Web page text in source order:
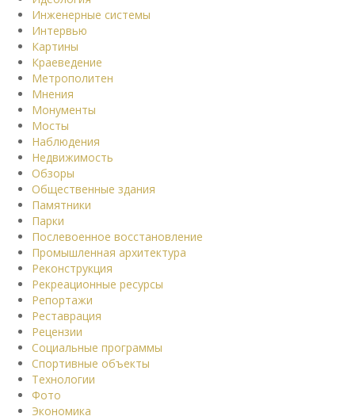
Инженерные системы
Интервью
Картины
Краеведение
Метрополитен
Мнения
Монументы
Мосты
Наблюдения
Недвижимость
Обзоры
Общественные здания
Памятники
Парки
Послевоенное восстановление
Промышленная архитектура
Реконструкция
Рекреационные ресурсы
Репортажи
Реставрация
Рецензии
Социальные программы
Спортивные объекты
Технологии
Фото
Экономика